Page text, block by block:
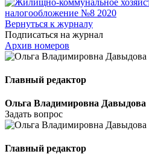
Вернуться к журналу
Подписаться на журнал
Архив номеров
Главный редактор
Ольга Владимировна Давыдова
Задать вопрос
Главный редактор